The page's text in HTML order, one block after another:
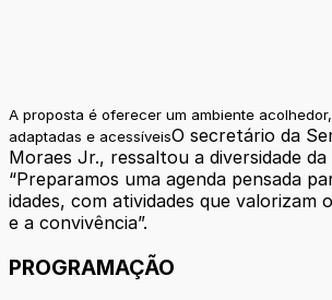
A proposta é oferecer um ambiente
adaptadas e acessíveisO secretário da
Moraes Jr., ressaltou a diversidade
“Preparamos uma agenda pensada
idades, com atividades que valorizam
e a convivência”.
PROGRAMAÇÃO